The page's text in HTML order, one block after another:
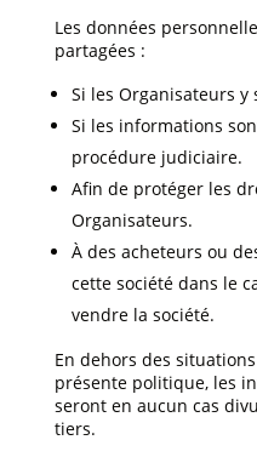
Les données
partagées :
Si les Organisateurs
Si les informations
procédure judiciaire.
Afin de protéger les
Organisateurs.
À des acheteurs ou
cette société dans le
vendre la société.
En dehors des
présente politique, les
seront en aucun cas
tiers.